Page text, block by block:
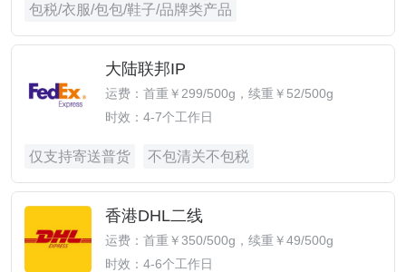
包税/衣服/包包/鞋子/品牌类产品
大陆联邦IP
运费：首重￥299/500g，续重￥52/500g
时效：4-7个工作日
仅支持寄送普货 不包清关不包税
香港DHL二线
运费：首重￥350/500g，续重￥49/500g
时效：4-6个工作日